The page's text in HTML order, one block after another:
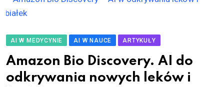
AI W MEDYCYNIE AI W NAUCE ARTYKUŁY
Amazon Bio Discovery. AI do
odkrywania nowych leków i